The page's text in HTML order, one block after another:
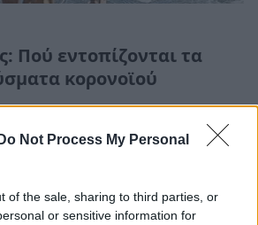
Do Not Process My Personal
of the sale, sharing to third parties, or
or sensitive information for
Πού εντοπίζονται τα
κορονοϊού